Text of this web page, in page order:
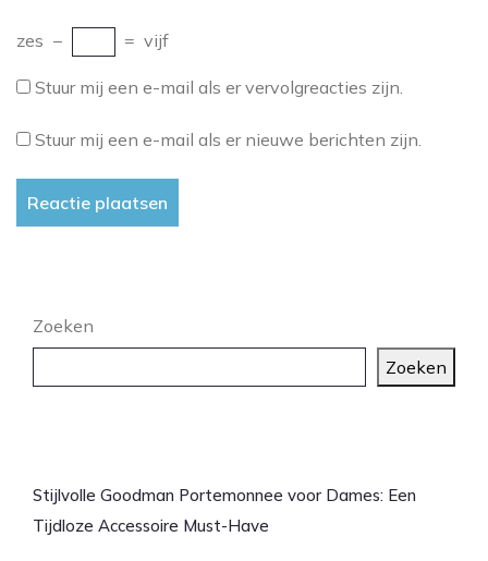
zes − = vijf
Stuur mij een e-mail als er vervolgreacties zijn.
Stuur mij een e-mail als er nieuwe berichten zijn.
Zoeken
Zoeken
Stijlvolle Goodman Portemonnee voor Dames: Een
Tijdloze Accessoire Must-Have